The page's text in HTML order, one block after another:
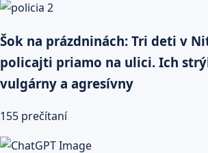
Šok na prázdninách: Tri deti v
policajti priamo na ulici. Ich
vulgárny a agresívny
155 prečítaní